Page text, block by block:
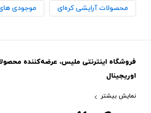
محصولات آرایشی کره‌ای موجودی
فروشگاه اینترنتی ملیس، عرضه‌کننده
اوریجینال
نمایش بیشتر